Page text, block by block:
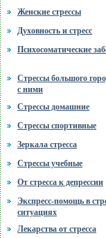
Женские стрессы
Духовность и стресс
Психосоматические
Стрессы большого
с ними
Стрессы домашние
Стрессы спортивные
Зеркала стресса
Стрессы учебные
От стресса к депрессии
Экспресс-помощь в
ситуациях
Лекарства от стресса